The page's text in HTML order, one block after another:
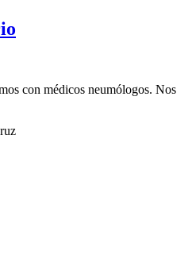
con médicos neumólogos. Nos